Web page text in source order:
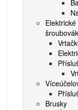
Brusky